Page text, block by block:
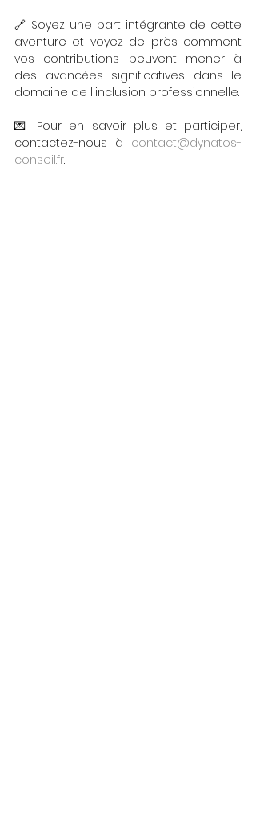
🔗 Soyez une part intégrante de cette
aventure et voyez de près comment
vos contributions peuvent mener à
des avancées significatives dans le
domaine de l'inclusion professionnelle.
💌 Pour en savoir plus et participer,
contactez-nous à contact@dynatos-
conseil.fr.